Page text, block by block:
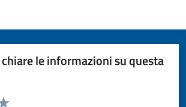
le informazioni su questa
la pagina